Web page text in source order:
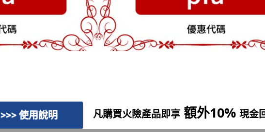
>>> 使用說明 凡購買火險產品即享額外10% 現金